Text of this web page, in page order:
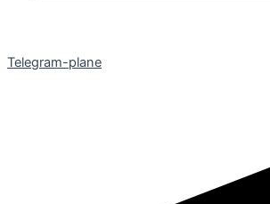
Telegram-plane